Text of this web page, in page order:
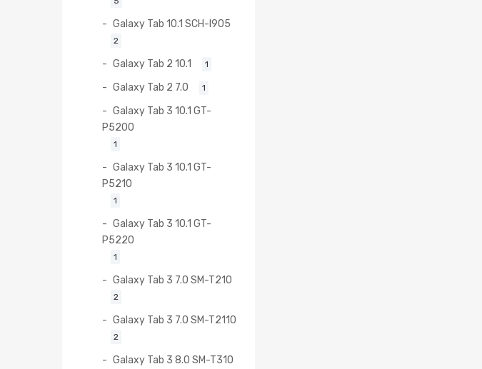
Galaxy Tab 10.1 SCH-I905
2
Galaxy Tab 2 10.1 1
Galaxy Tab 2 7.0 1
Galaxy Tab 3 10.1 GT-
P5200
1
Galaxy Tab 3 10.1 GT-
P5210
1
Galaxy Tab 3 10.1 GT-
P5220
1
Galaxy Tab 3 7.0 SM-T210
2
Galaxy Tab 3 7.0 SM-T2110
2
Galaxy Tab 3 8.0 SM-T310